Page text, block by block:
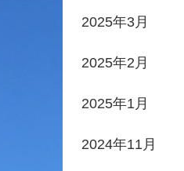
2025年3月
2025年2月
2025年1月
2024年11月